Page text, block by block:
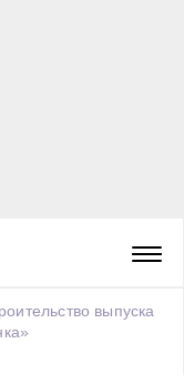
выпуска